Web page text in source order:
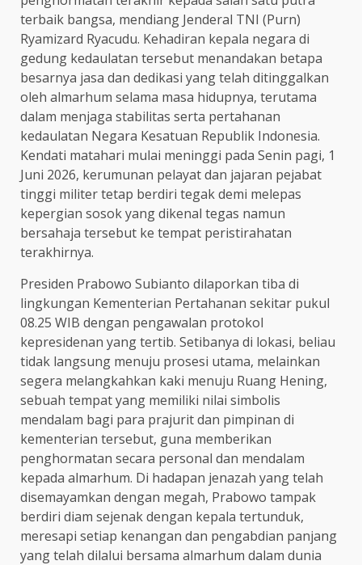
terbaik bangsa, mendiang Jenderal TNI (Purn)
Ryamizard Ryacudu. Kehadiran kepala negara di
gedung kedaulatan tersebut menandakan betapa
besarnya jasa dan dedikasi yang telah ditinggalkan
oleh almarhum selama masa hidupnya, terutama
dalam menjaga stabilitas serta pertahanan
kedaulatan Negara Kesatuan Republik Indonesia.
Kendati matahari mulai meninggi pada Senin pagi, 1
Juni 2026, kerumunan pelayat dan jajaran pejabat
tinggi militer tetap berdiri tegak demi melepas
kepergian sosok yang dikenal tegas namun
bersahaja tersebut ke tempat peristirahatan
terakhirnya.
Presiden Prabowo Subianto dilaporkan tiba di
lingkungan Kementerian Pertahanan sekitar pukul
08.25 WIB dengan pengawalan protokol
kepresidenan yang tertib. Setibanya di lokasi, beliau
tidak langsung menuju prosesi utama, melainkan
segera melangkahkan kaki menuju Ruang Hening,
sebuah tempat yang memiliki nilai simbolis
mendalam bagi para prajurit dan pimpinan di
kementerian tersebut, guna memberikan
penghormatan secara personal dan mendalam
kepada almarhum. Di hadapan jenazah yang telah
disemayamkan dengan megah, Prabowo tampak
berdiri diam sejenak dengan kepala tertunduk,
meresapi setiap kenangan dan pengabdian panjang
yang telah dilalui bersama almarhum dalam dunia